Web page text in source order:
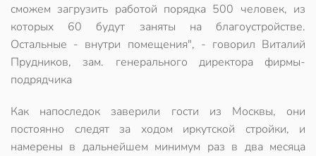
сможем загрузить работой порядка 500 человек, из
которых 60 будут заняты на благоустройстве.
Остальные - внутри помещения", - говорил Виталий
Прудников, зам. генерального директора фирмы-
подрядчика
Как напоследок заверили гости из Москвы, они
постоянно следят за ходом иркутской стройки, и
намерены в дальнейшем минимум раз в два месяца